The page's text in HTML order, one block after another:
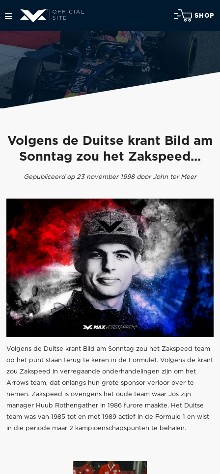
SHOP
Volgens de Duitse krant Bild am
Sonntag zou het Zakspeed...
Gepubliceerd op 23 november 1998 door John ter Meer
Volgens de Duitse krant Bild am Sonntag zou het Zakspeed team
op het punt staan terug te keren in de Formule1. Volgens de krant
zou Zakspeed in verregaande onderhandelingen zijn om het
Arrows team, dat onlangs hun grote sponsor verloor over te
nemen. Zakspeed is overigens het oude team waar Jos zijn
manager Huub Rothengather in 1986 furore maakte. Het Duitse
team was van 1985 tot en met 1989 actief in de Formule 1 en wist
in die periode maar 2 kampioenschapspunten te behalen.